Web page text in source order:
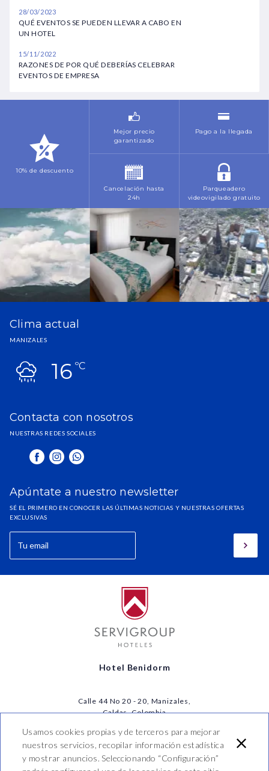
28/03/2023
QUÉ EVENTOS SE PUEDEN LLEVAR A CABO EN
UN HOTEL
15/11/2022
RAZONES DE POR QUÉ DEBERÍAS CELEBRAR
EVENTOS DE EMPRESA
Noviembre
Mayo
Junio
Julio
Mayo
Noviembre
Noviembre
Diciembre
10% de descuento
Mejor precio
garantizado
Pago a la llegada
Cancelación hasta
24h
Parqueadero
videovigilado gratuito
Clima actual
MANIZALES
16ºC
Contacta con nosotros
NUESTRAS REDES SOCIALES
Apúntate a nuestro newsletter
SÉ EL PRIMERO EN CONOCER LAS ÚLTIMAS NOTICIAS Y NUESTRAS OFERTAS
EXCLUSIVAS
Hotel Benidorm
Calle 44 No 20 - 20, Manizales,
Caldas, Colombia
info@hotelbenidorm.co
Usamos cookies propias y de terceros para mejorar
nuestros servicios, recopilar información estadística
y mostrar anuncios. Seleccionando “Configuración”